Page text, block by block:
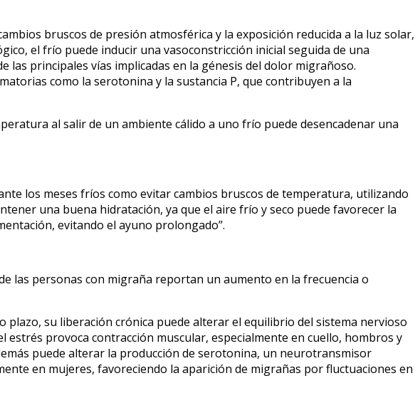
bruscos de presión atmosférica y la exposición reducida a la luz solar,
el frío puede inducir una vasoconstricción inicial seguida de una
principales vías implicadas en la génesis del dolor migrañoso.
como la serotonina y la sustancia P, que contribuyen a la
al salir de un ambiente cálido a uno frío puede desencadenar una
los meses fríos como evitar cambios bruscos de temperatura, utilizando
una buena hidratación, ya que el aire frío y seco puede favorecer la
evitando el ayuno prolongado”.
las personas con migraña reportan un aumento en la frecuencia o
plazo, su liberación crónica puede alterar el equilibrio del sistema nervioso
provoca contracción muscular, especialmente en cuello, hombros y
puede alterar la producción de serotonina, un neurotransmisor
en mujeres, favoreciendo la aparición de migrañas por fluctuaciones en